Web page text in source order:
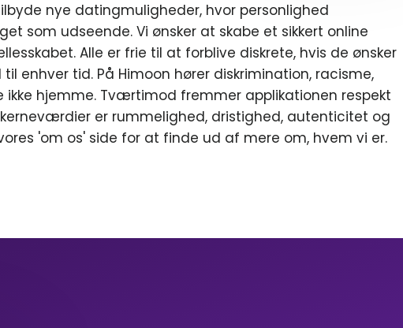
nye datingmuligheder, hvor personlighed
som udseende. Vi ønsker at skabe et sikkert online
Alle er frie til at forblive diskrete, hvis de ønsker
enhver tid. På Himoon hører diskrimination, racisme,
hjemme. Tværtimod fremmer applikationen respekt
er rummelighed, dristighed, autenticitet og
'om os' side for at finde ud af mere om, hvem vi er.